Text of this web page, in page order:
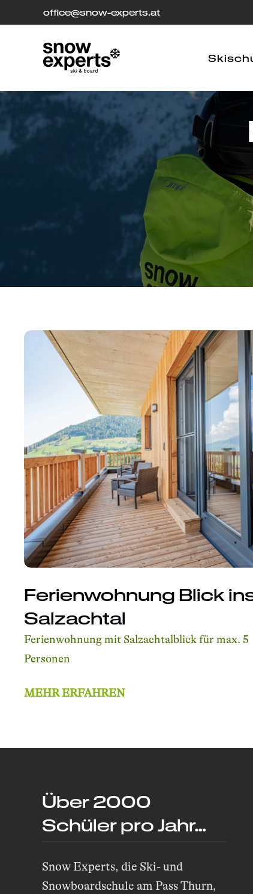
office[at]
@snow-experts.at
Ferienwohnung Blick
Salzachtal
Ferienwohnung mit Salzachtalblick für max. 5
Personen
MEHR ERFAHREN
Über 2000
Schüler pro Jahr…
Snow Experts, die Ski- und
Snowboardschule am Pass Thurn,